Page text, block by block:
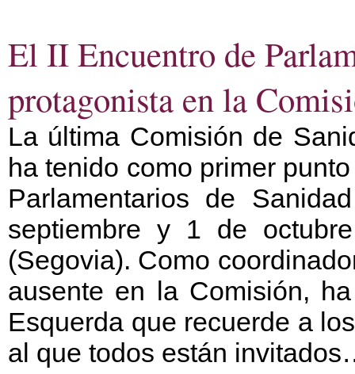
El II Encuentro de
protagonista en la
La última Comisión de
ha tenido como primer
Parlamentarios de
septiembre y 1 de
(Segovia). Como
ausente en la Comisión,
Esquerda que recuerde a
al que todos están